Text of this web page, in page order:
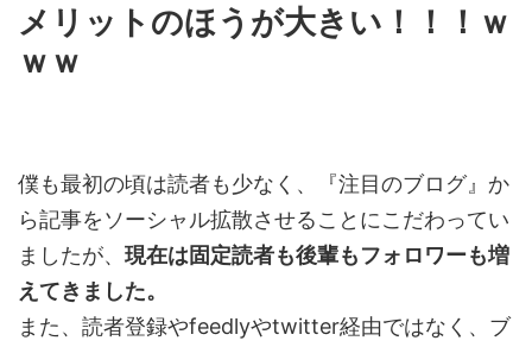
メリットのほうが大きい！！！ｗ
ｗｗ
僕も最初の頃は読者も少なく、『注目のブログ』か
ら記事をソーシャル拡散させることにこだわってい
ましたが、 現在は固定読者も後輩もフォロワーも増
えてきました。
また、読者登録やfeedlyやtwitter経由ではなく、ブ